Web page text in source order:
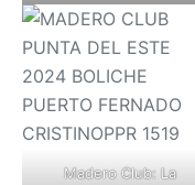
Madero Club: La